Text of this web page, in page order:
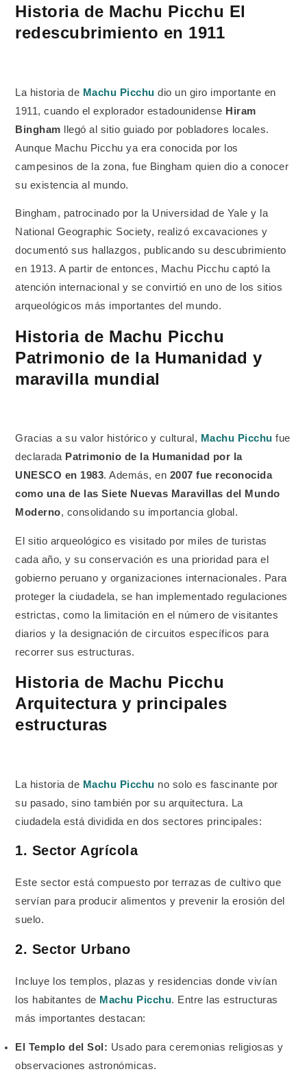
Historia de Machu Picchu El
redescubrimiento en 1911
La historia de Machu Picchu dio un giro importante en
1911, cuando el explorador estadounidense Hiram
Bingham llegó al sitio guiado por pobladores locales.
Aunque Machu Picchu ya era conocida por los
campesinos de la zona, fue Bingham quien dio a conocer
su existencia al mundo.
Bingham, patrocinado por la Universidad de Yale y la
National Geographic Society, realizó excavaciones y
documentó sus hallazgos, publicando su descubrimiento
en 1913. A partir de entonces, Machu Picchu captó la
atención internacional y se convirtió en uno de los sitios
arqueológicos más importantes del mundo.
Historia de Machu Picchu
Patrimonio de la Humanidad y
maravilla mundial
Gracias a su valor histórico y cultural, Machu Picchu fue
declarada Patrimonio de la Humanidad por la
UNESCO en 1983. Además, en 2007 fue reconocida
como una de las Siete Nuevas Maravillas del Mundo
Moderno, consolidando su importancia global.
El sitio arqueológico es visitado por miles de turistas
cada año, y su conservación es una prioridad para el
gobierno peruano y organizaciones internacionales. Para
proteger la ciudadela, se han implementado regulaciones
estrictas, como la limitación en el número de visitantes
diarios y la designación de circuitos específicos para
recorrer sus estructuras.
Historia de Machu Picchu
Arquitectura y principales
estructuras
La historia de Machu Picchu no solo es fascinante por
su pasado, sino también por su arquitectura. La
ciudadela está dividida en dos sectores principales:
1. Sector Agrícola
Este sector está compuesto por terrazas de cultivo que
servían para producir alimentos y prevenir la erosión del
suelo.
2. Sector Urbano
Incluye los templos, plazas y residencias donde vivían
los habitantes de Machu Picchu. Entre las estructuras
más importantes destacan:
El Templo del Sol: Usado para ceremonias religiosas y
observaciones astronómicas.